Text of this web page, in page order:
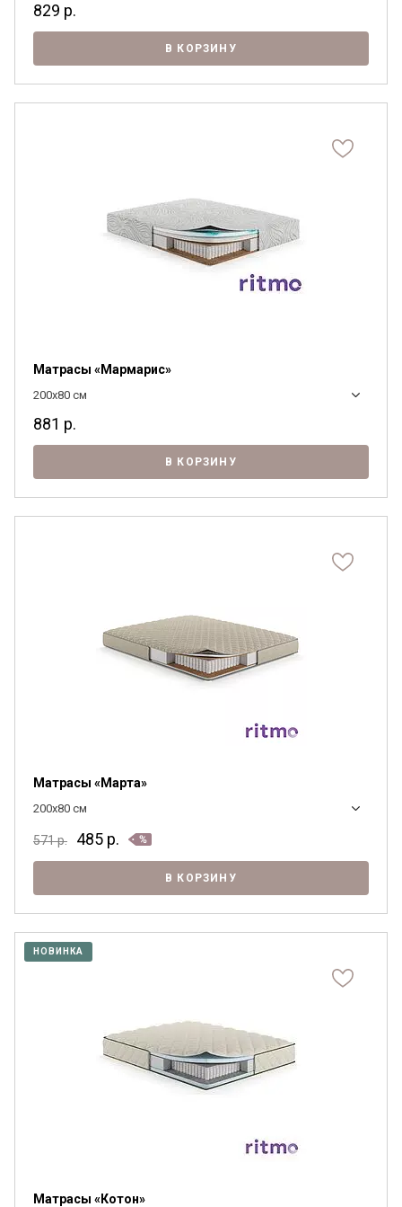
829 р.
В КОРЗИНУ
Матрасы «Мармарис»
200x80 см
881 р.
В КОРЗИНУ
Матрасы «Марта»
200x80 см
571р. 485 р.
В КОРЗИНУ
НОВИНКА
Матрасы «Котон»